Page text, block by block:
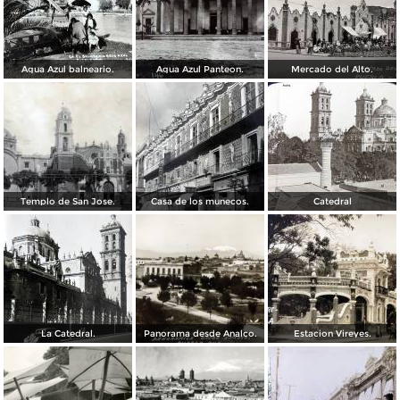
Agua Azul balneario. Agua Azul Panteon. Mercado del Alto.
Templo de San Jose. Casa de los munecos. Catedral
La Catedral. Panorama desde Analco. Estacion Vireyes.